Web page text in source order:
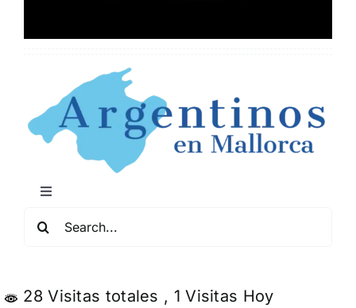
Toggle
Mapa de Locales Arg
Buscar:
28 Visitas totales , 1 Visitas Hoy